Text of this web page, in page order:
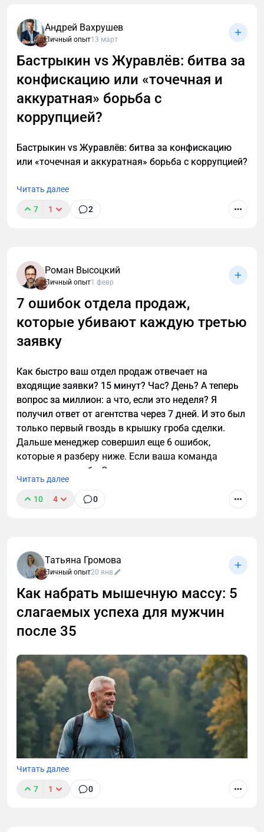
Андрей Вахрушев
Личный опыт13 март
Бастрыкин vs Журавлёв: битва за
конфискацию или «точечная и
аккуратная» борьба с
коррупцией?
Бастрыкин vs Журавлёв: битва за конфискацию
или «точечная и аккуратная» борьба с коррупцией?
Читать далее
7 1 2
Роман Высоцкий
Личный опыт1 февр
7 ошибок отдела продаж,
которые убивают каждую третью
заявку
Как быстро ваш отдел продаж отвечает на
входящие заявки? 15 минут? Час? День? А теперь
вопрос за миллион: а что, если это неделя? Я
получил ответ от агентства через 7 дней. И это был
только первый гвоздь в крышку гроба сделки.
Дальше менеджер совершил еще 6 ошибок,
которые я разберу ниже. Если ваша команда
допускает хотя бы 2 из них — вы сливаете каждую
третью заявку.
Читать далее
10 4 0
Татьяна Громова
Личный опыт20 янв
Как набрать мышечную массу: 5
слагаемых успеха для мужчин
после 35
Читать далее
7 1 0